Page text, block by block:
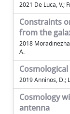
2021 De Luca, V.;
Constraints
from the
2018
A.
2019 Anninos, D.;
Cosmology
antenna